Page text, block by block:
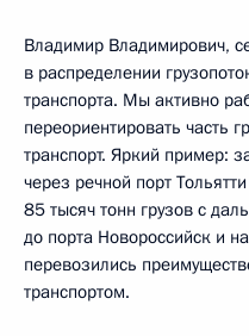
Владимир Владимирович,
в распределении
транспорта. Мы активно
переориентировать часть
транспорт. Яркий пример:
через речной порт
85 тысяч тонн грузов с
до порта Новороссийск и
перевозились
транспортом.